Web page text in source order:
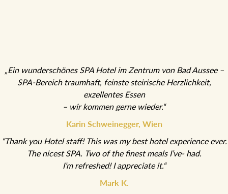
„Ein wunderschönes SPA Hotel im Zentrum von Bad Aussee –
SPA-Bereich traumhaft, feinste steirische Herzlichkeit,
exzellentes Essen
– wir kommen gerne wieder.“
Karin Schweinegger, Wien
“Thank you Hotel staff! This was my best hotel experience ever.
The nicest SPA. Two of the finest meals I’ve- had.
I’m refreshed! I appreciate it.“
Mark K.